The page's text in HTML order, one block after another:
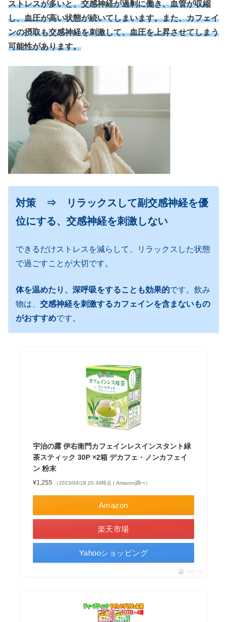
ストレスが多いと、交感神経が過剰に働き、血管が収縮
し、血圧が高い状態が続いてしまいます。また、カフェイ
ンの摂取も交感神経を刺激して、血圧を上昇させてしまう
可能性があります。
対策 ⇒ リラックスして副交感神経を優
位にする、交感神経を刺激しない
できるだけストレスを減らして、リラックスした状態
で過ごすことが大切です。
体を温めたり、深呼吸をすることも効果的です。飲み
物は、 交感神経を刺激するカフェインを含まないもの
がおすすめです。
宇治の露 伊右衛門カフェインレスインスタント緑
茶スティック 30P ×2箱 デカフェ・ノンカフェイ
ン 粉末
¥1,255 （2023/04/18 20:34時点 | Amazon調べ）
Amazon
楽天市場
Yahooショッピング
ポチップ